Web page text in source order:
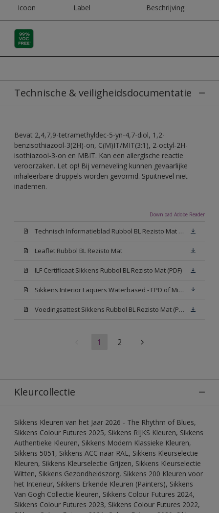
Icoon Label Beschrijving
Technische & veiligheidsdocumentatie
Bevat 2,4,7,9-tetramethyldec-5-yn-4,7-diol, 1,2-
benzisothiazool-3(2H)-on, C(M)IT/MIT(3:1), 2-octyl-2H-
isothiazool-3-on en MBIT. Kan een allergische reactie
veroorzaken. Let op! Bij verneveling kunnen gevaarlijke
inhaleerbare druppels worden gevormd. Spuitnevel niet
inademen.
Download Adobe Reader
Technisch Informatieblad Rubbol BL Rezisto Mat (PDF)
Leaflet Rubbol BL Rezisto Mat
ILF Certificaat Sikkens Rubbol BL Rezisto Mat (PDF)
Sikkens Interior Laquers Waterbased - EPD of Milieuproductverklaring
Voedingsattest Sikkens Rubbol BL Rezisto Mat (PDF)
1 2
Kleurcollectie
Sikkens Kleuren van het Jaar 2026 - The Rhythm of Blues,
Sikkens Colour Futures 2025, Sikkens RIJKS Kleuren, Sikkens
Authentieke Kleuren, Sikkens Modern Klassieke Kleuren,
Sikkens 5051, Sikkens ACC naar RAL, Sikkens Kleurselectie
Kleuren, Sikkens Kleurselectie Grijzen, Sikkens Kleurselectie
Witten, Sikkens Gezondheidszorg, Sikkens 200 Kleuren voor
het Interieur, Sikkens Erkende Kleuren (Painters), Sikkens
Van Gogh Collectie kleuren, Sikkens Colour Futures 2024,
Sikkens Colour Futures 2023, Sikkens Colour Futures 2022,